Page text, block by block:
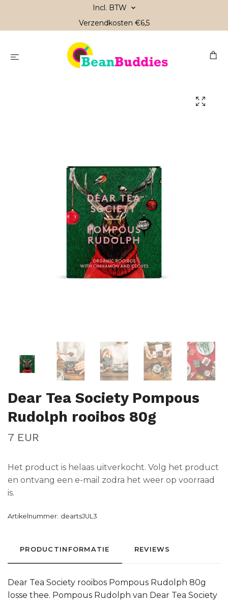
Incl. BTW
Verzendkosten €6,5
Dear Tea Society Pompous
Rudolph rooibos 80g
7 EUR
Het product is helaas uitverkocht. Volg het product
en ontvang een e-mail zodra het weer op voorraad
is.
Artikelnummer: deartsJUL3
PRODUCTINFORMATIE REVIEWS
Dear Tea Society rooibos Pompous Rudolph 80g
losse thee. Pompous Rudolph van Dear Tea Society